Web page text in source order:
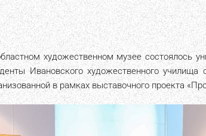
художественном музее состоялось
Ивановского художественного
в рамках выставочного проекта